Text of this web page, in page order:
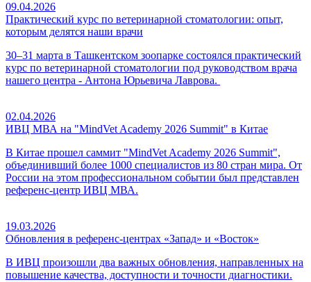
09.04.2026
Практический курс по ветеринарной стоматологии: опыт,
которым делятся наши врачи
30–31 марта в Ташкентском зоопарке состоялся практический
курс по ветеринарной стоматологии под руководством врача
нашего центра - Антона Юрьевича Лаврова.
02.04.2026
ИВЦ МВА на "MindVet Academy 2026 Summit" в Китае
В Китае прошел саммит "MindVet Academy 2026 Summit",
объединивший более 1000 специалистов из 80 стран мира. От
России на этом профессиональном событии был представлен
референс-центр ИВЦ МВА.
19.03.2026
Обновления в референс-центрах «Запад» и «Восток»
В ИВЦ произошли два важных обновления, направленных на
повышение качества, доступности и точности диагностики.